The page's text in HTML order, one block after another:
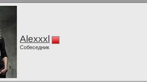
Alexxxl
Собеседник